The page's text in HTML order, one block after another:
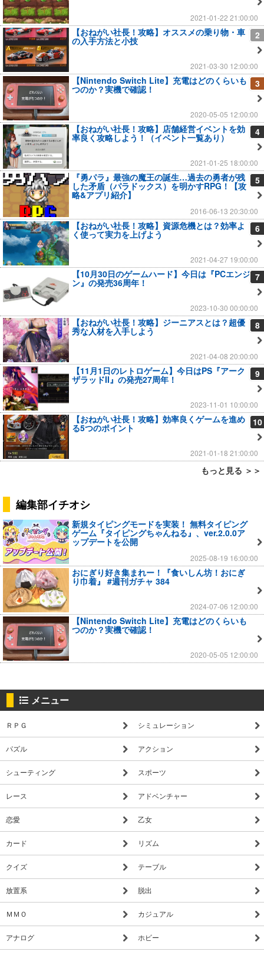
2021-01-22 21:00:00
2
【おねがい社長！攻略】オススメの乗り物・車
の入手方法と小技
2021-03-30 12:00:00
3
【Nintendo Switch Lite】充電はどのくらいも
つのか？実機で確認！
2020-05-05 12:00:00
4
【おねがい社長！攻略】店舗経営イベントを効
率良く攻略しよう！（イベント一覧あり）
2021-01-25 18:00:00
5
『勇パラ』最強の魔王の誕生…過去の勇者が残
した矛盾（パラドックス）を明かすRPG！【攻
略&アプリ紹介】
2016-06-13 20:30:00
6
【おねがい社長！攻略】資源危機とは？効率よ
く使って実力を上げよう
2021-04-27 19:00:00
7
【10月30日のゲームハード】今日は『PCエンジ
ン』の発売36周年！
2023-10-30 00:00:00
8
【おねがい社長！攻略】ジーニアスとは？超優
秀な人材を入手しよう
2021-04-08 20:00:00
9
【11月1日のレトロゲーム】今日はPS『アーク
ザラッドII』の発売27周年！
2023-11-01 10:00:00
10
【おねがい社長！攻略】効率良くゲームを進め
る5つのポイント
2021-01-18 21:00:00
もっと見る ＞＞
編集部イチオシ
新規タイピングモードを実装！ 無料タイピング
ゲーム『タイピングちゃんねる』、ver.2.0.0ア
ップデートを公開
2025-08-19 16:00:00
おにぎり好き集まれー！『食いしん坊！おにぎ
り巾着』 #週刊ガチャ 384
2024-07-06 12:00:00
【Nintendo Switch Lite】充電はどのくらいも
つのか？実機で確認！
2020-05-05 12:00:00
メニュー
ＲＰＧ シミュレーション
パズル アクション
シューティング スポーツ
レース アドベンチャー
恋愛 乙女
カード リズム
クイズ テーブル
放置系 脱出
ＭＭＯ カジュアル
アナログ ホビー